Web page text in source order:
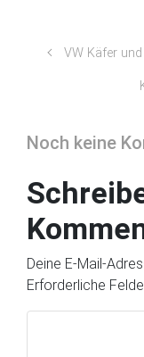
VW Käfer
Noch keine
Deine E-Mail-
Erforderliche